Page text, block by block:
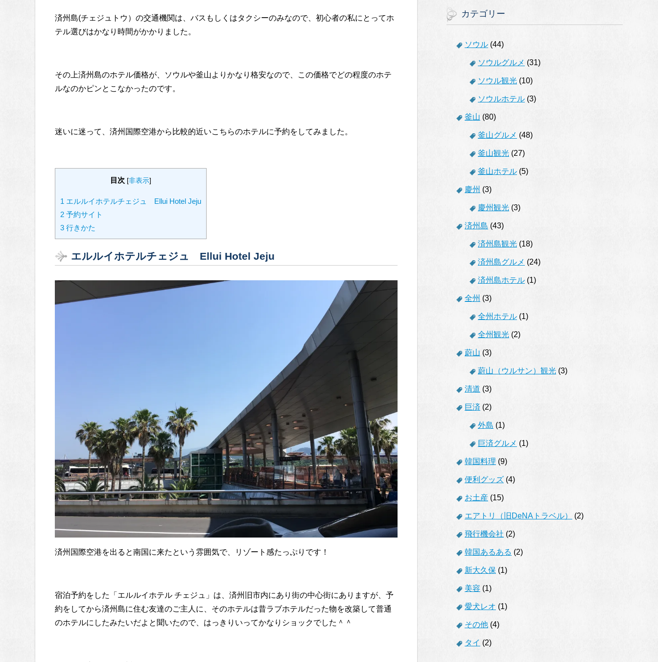
済州島(チェジュトウ）の交通機関は、バスもしくはタクシーのみなので、初心者の私にとってホ
テル選びはかなり時間がかかりました。
その上済州島のホテル価格が、ソウルや釜山よりかなり格安なので、この価格でどの程度のホテ
ルなのかピンとこなかったのです。
迷いに迷って、済州国際空港から比較的近いこちらのホテルに予約をしてみました。
目次 [非表示]
1 エルルイホテルチェジュ Ellui Hotel Jeju
2 予約サイト
3 行きかた
エルルイホテルチェジュ Ellui Hotel Jeju
済州国際空港を出ると南国に来たという雰囲気で、リゾート感たっぷりです！
宿泊予約をした「エルルイホテル チェジュ」は、済州旧市内にあり街の中心街にありますが、予
約をしてから済州島に住む友達のご主人に、そのホテルは昔ラブホテルだった物を改築して普通
のホテルにしたみたいだよと聞いたので、はっきりいってかなりショックでした＾＾
カテゴリー
ソウル (44)
ソウルグルメ (31)
ソウル観光 (10)
ソウルホテル (3)
釜山 (80)
釜山グルメ (48)
釜山観光 (27)
釜山ホテル (5)
慶州 (3)
慶州観光 (3)
済州島 (43)
済州島観光 (18)
済州島グルメ (24)
済州島ホテル (1)
全州 (3)
全州ホテル (1)
全州観光 (2)
蔚山 (3)
蔚山（ウルサン）観光 (3)
清道 (3)
巨済 (2)
外島 (1)
巨済グルメ (1)
韓国料理 (9)
便利グッズ (4)
お土産 (15)
エアトリ（旧DeNAトラベル） (2)
飛行機会社 (2)
韓国あるある (2)
新大久保 (1)
美容 (1)
愛犬レオ (1)
その他 (4)
タイ (2)